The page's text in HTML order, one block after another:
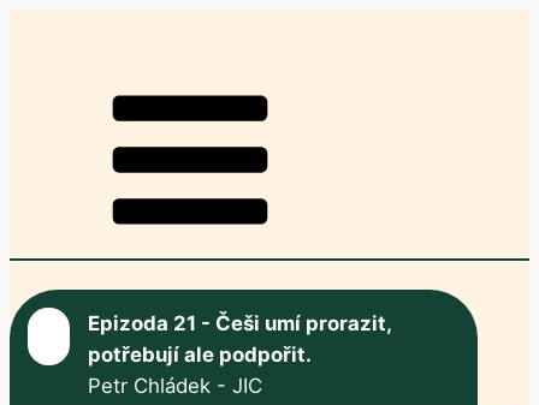
Epizoda 21 - Češi umí prorazit,
potřebují ale podpořit.
Petr Chládek - JIC